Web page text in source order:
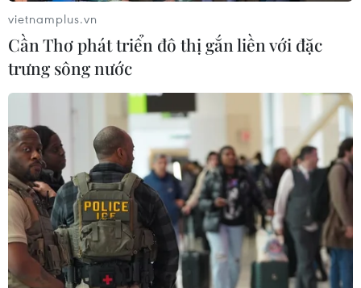
vietnamplus.vn
Cần Thơ phát triển đô thị gắn liền với đặc
trưng sông nước